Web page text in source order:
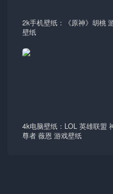
2k手机壁纸：《原神》胡桃
壁纸
4k电脑壁纸：LOL 英雄联盟
尊者 薇恩 游戏壁纸